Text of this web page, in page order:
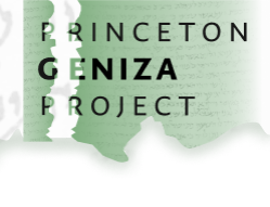
تخطي إلى المحتوى الرئيسي
الصفحة الرئيسية